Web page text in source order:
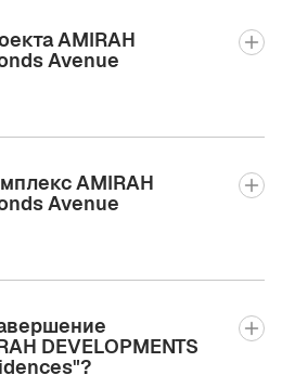
AMIRAH
Avenue
AMIRAH
Avenue
DEVELOPMENTS